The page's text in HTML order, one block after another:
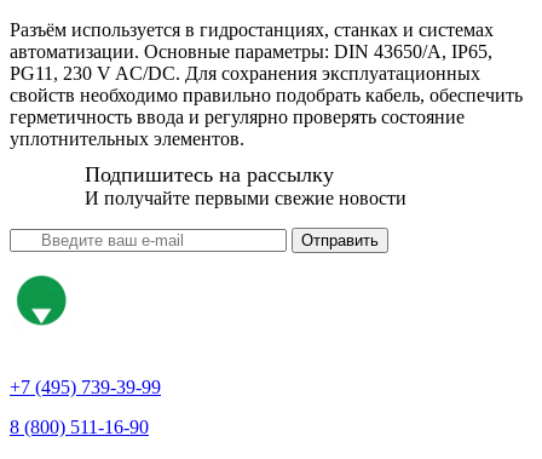
Разъём используется в гидростанциях, станках и системах
автоматизации. Основные параметры: DIN 43650/A, IP65,
PG11, 230 V AC/DC. Для сохранения эксплуатационных
свойств необходимо правильно подобрать кабель, обеспечить
герметичность ввода и регулярно проверять состояние
уплотнительных элементов.
Подпишитесь на рассылку
И получайте первыми свежие новости
Отправить
+7 (495) 739-39-99
8 (800) 511-16-90